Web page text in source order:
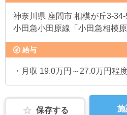
神奈川県 座間市 相模が丘3-
小田急小田原線「小田急相模
給与
・月収 19.0万円～27.0万円程
保存する